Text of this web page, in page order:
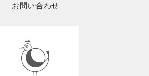
お問い合わせ